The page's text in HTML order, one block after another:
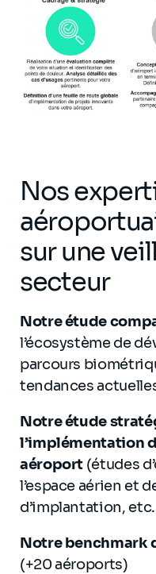
Nos
sur une
secteur
Notre étude
l’écosystème de
parcours
tendances
Notre étude
l’implémentation
aéroport (études
l’espace aérien et
d’implantation,
Notre benchmark
(+20 aéroports)